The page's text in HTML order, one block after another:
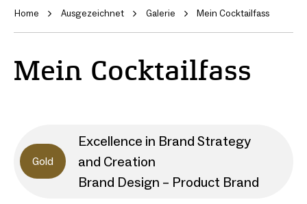
Home Ausgezeichnet Galerie Mein Cocktailfass
Mein Cocktailfass
Gold
Excellence in Brand Strategy
and Creation
Brand Design – Product Brand